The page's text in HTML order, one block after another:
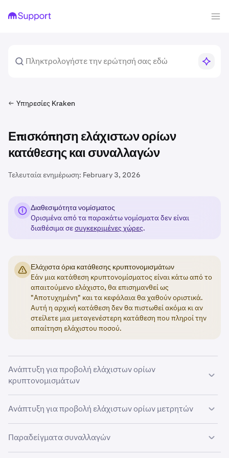
Υπηρεσίες Kraken
Επισκόπηση ελάχιστων ορίων
κατάθεσης και συναλλαγών
Τελευταία ενημέρωση: February 3, 2026
Διαθεσιμότητα νομίσματος
Ορισμένα από τα παρακάτω νομίσματα δεν είναι
διαθέσιμα σεσυγκεκριμένες χώρες.
Ελάχιστα όρια κατάθεσης κρυπτονομισμάτων
Εάν μια κατάθεση κρυπτονομίσματος είναι κάτω από το
απαιτούμενο ελάχιστο, θα επισημανθεί ως
"Αποτυχημένη" και τα κεφάλαια θα χαθούν οριστικά.
Αυτή η αρχική κατάθεση δεν θα πιστωθεί ακόμα κι αν
στείλετε μια μεταγενέστερη κατάθεση που πληροί την
απαίτηση ελάχιστου ποσού.
Ανάπτυξη για προβολή ελάχιστων ορίων
κρυπτονομισμάτων
Παρακάτω ακολουθεί μια σύνοψη των ελάχιστων τιμών
που απαιτούνται για την κατάθεση και την ανταλλαγή
κρυπτονομισμάτων. Τα ελάχιστα όρια ανάληψης μπορείτε
να τα βρείτεεδώ.
Ανάπτυξη για προβολή ελάχιστων ορίων μετρητών
Νόμισμα βάσης
Παραδείγματα συναλλαγών